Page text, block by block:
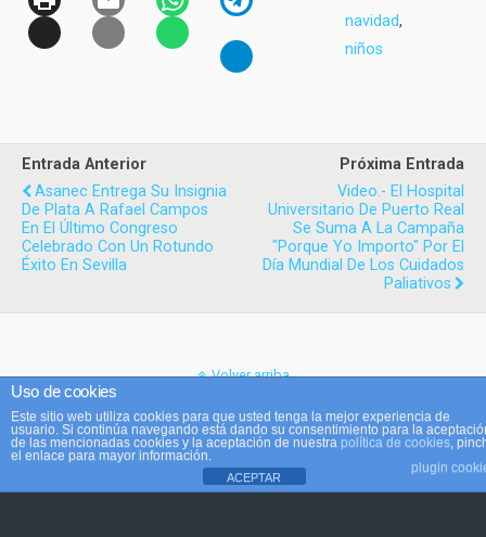
navidad,
niños
Entrada Anterior
Asanec Entrega Su Insignia
De Plata A Rafael Campos
En El Último Congreso
Celebrado Con Un Rotundo
Éxito En Sevilla
Próxima Entrada
Video.- El Hospital
Universitario De Puerto Real
Se Suma A La Campaña
"Porque Yo Importo" Por El
Día Mundial De Los Cuidados
Paliativos
Volver arriba
Móvil Escritorio
Uso de cookies
Este sitio web utiliza cookies para que usted tenga la mejor experiencia de
usuario. Si continúa navegando está dando su consentimiento para la
de las mencionadas cookies y la aceptación de nuestra política de cookies ,
el enlace para mayor información.
plugin
ACEPTAR